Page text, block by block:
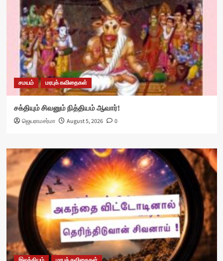
சமயம் மரபுக் கவிதைகள்
சக்தியும் சிவனும் நித்தியம் ஆவார்!
ஜெயராமசர்மா August 5, 2026 0